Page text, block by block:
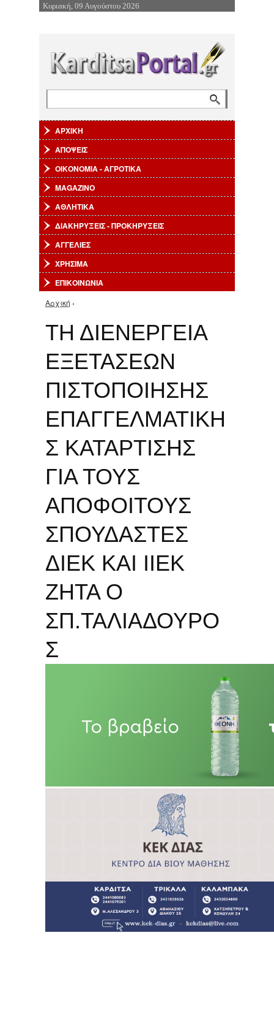
Επιστροφή στην Πλοήγηση
Κυριακή, 09 Αυγούστου 2026
ΑΡΧΙΚΗ
ΑΠΟΨΕΙΣ
ΟΙΚΟΝΟΜΙΑ - ΑΓΡΟΤΙΚΑ
MAGAZINO
ΑΘΛΗΤΙΚΑ
ΔΙΑΚΗΡΥΞΕΙΣ - ΠΡΟΚΗΡΥΞΕΙΣ
ΑΓΓΕΛΙΕΣ
ΧΡΗΣΙΜΑ
ΕΠΙΚΟΙΝΩΝΙΑ
Είστε εδώ
Αρχική ›
ΤΗ ΔΙΕΝΕΡΓΕΙΑ
ΕΞΕΤΑΣΕΩΝ
ΠΙΣΤΟΠΟΙΗΣΗΣ
ΕΠΑΓΓΕΛΜΑΤΙΚΗ
Σ ΚΑΤΑΡΤΙΣΗΣ
ΓΙΑ ΤΟΥΣ
ΑΠΟΦΟΙΤΟΥΣ
ΣΠΟΥΔΑΣΤΕΣ
ΔΙΕΚ ΚΑΙ ΙΙΕΚ
ΖΗΤΑ Ο
ΣΠ.ΤΑΛΙΑΔΟΥΡΟ
Σ